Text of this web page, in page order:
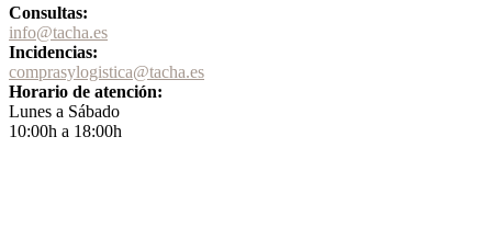
Consultas:
info@tacha.es
Incidencias:
comprasylogistica@tacha.es
Horario de atención:
Lunes a Sábado
10:00h a 18:00h